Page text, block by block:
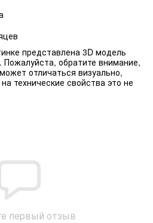
представлена 3D модель
Пожалуйста, обратите внимание,
отличаться визуально,
технические свойства это не
первый отзыв